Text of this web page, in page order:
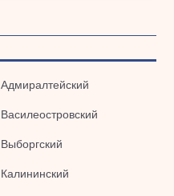
Адмиралтейский
Василеостровский
Выборгский
Калининский